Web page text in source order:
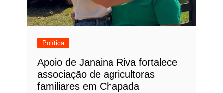
Política
Apoio de Janaina Riva fortalece
associação de agricultoras
familiares em Chapada